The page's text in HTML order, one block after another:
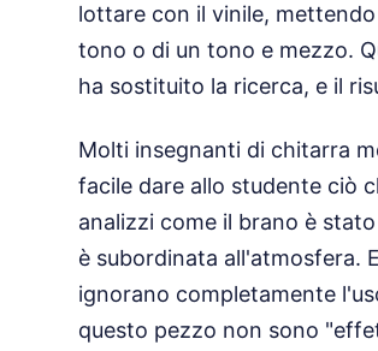
lottare con il vinile,
tono o di un tono e mezzo.
ha sostituito la ricerca, e il
Molti insegnanti di chitarra
facile dare allo studente ciò
analizzi come il brano è
è subordinata all'atmosfera.
ignorano completamente
questo pezzo non sono